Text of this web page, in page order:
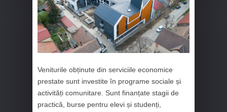
Veniturile obținute din serviciile economice
prestate sunt investite în programe sociale și
activități comunitare. Sunt finanțate stagii de
practică, burse pentru elevi și studenți,